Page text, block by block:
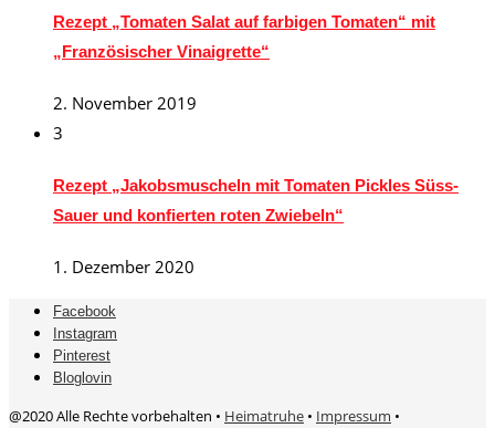
Rezept „Tomaten Salat auf farbigen Tomaten“ mit
„Französischer Vinaigrette“
2. November 2019
3
Rezept „Jakobsmuscheln mit Tomaten Pickles Süss-
Sauer und konfierten roten Zwiebeln“
1. Dezember 2020
Facebook
Instagram
Pinterest
Bloglovin
@2020 Alle Rechte vorbehalten • Heimatruhe • Impressum •